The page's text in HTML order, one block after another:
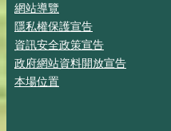
網站導覽
隱私權保護宣告
資訊安全政策宣告
政府網站資料開放宣告
本場位置